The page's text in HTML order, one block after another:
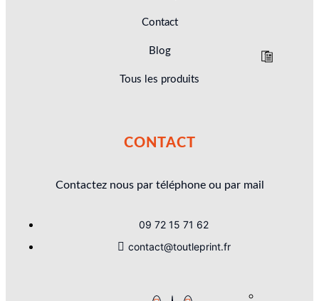
Contact
Blog
Tous les produits
CONTACT
Contactez nous par téléphone ou par mail
09 72 15 71 62
contact@toutleprint.fr